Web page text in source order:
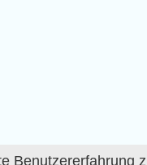
Benutzererfahrung